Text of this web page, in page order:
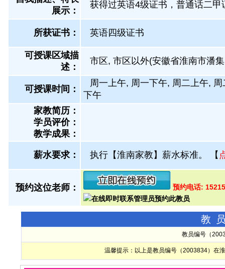
展示 ：
获得过英语4级证书，普通话二甲
所获证书 ： 英语四级证书
可授课区域描
述：
市区, 市区以外(安徽省淮南市潘
可授课时间：
周一上午, 周一下午, 周二上午,
下午
家教简历：
学员评价：
教学成果：
薪水要求： 执行【淮南家教】薪水标准。 【
预约这位老师： 预约电话:
教
教员编号（
温馨提示：以上是教员编号（2003834）在